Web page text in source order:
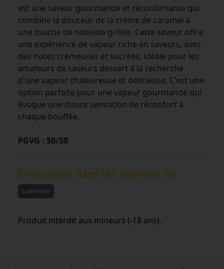
est une saveur gourmande et réconfortante qui
combine la douceur de la crème de caramel à
une touche de noisette grillée. Cette saveur offre
une expérience de vapeur riche en saveurs, avec
des notes crémeuses et sucrées, idéale pour les
amateurs de saveurs dessert à la recherche
d'une vapeur chaleureuse et délicieuse. C'est une
option parfaite pour une vapeur gourmande qui
évoque une douce sensation de réconfort à
chaque bouffée.
PGVG : 50/50
Disponible dans les agences de
Lesneven
Produit interdit aux mineurs (-18 ans).